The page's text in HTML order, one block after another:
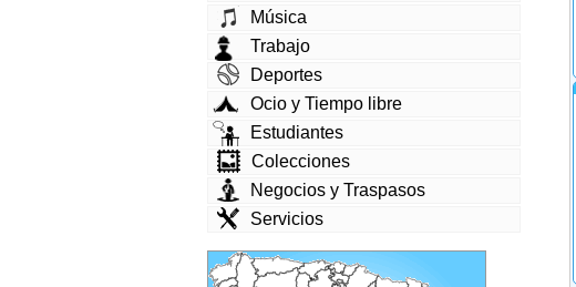
Música
Trabajo
Deportes
Ocio y Tiempo libre
Estudiantes
Colecciones
Negocios y Traspasos
Servicios